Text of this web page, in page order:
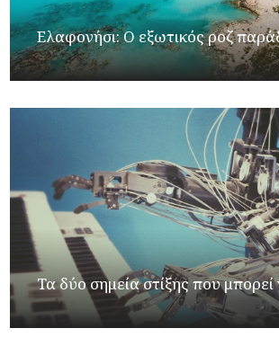
Ελαφονήσι: Ο εξωτικός ροζ
Τα δύο σημεία στίξης που μπορεί